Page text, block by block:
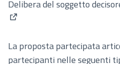
Delibera del soggetto
La proposta partecipata
partecipanti nelle seguenti